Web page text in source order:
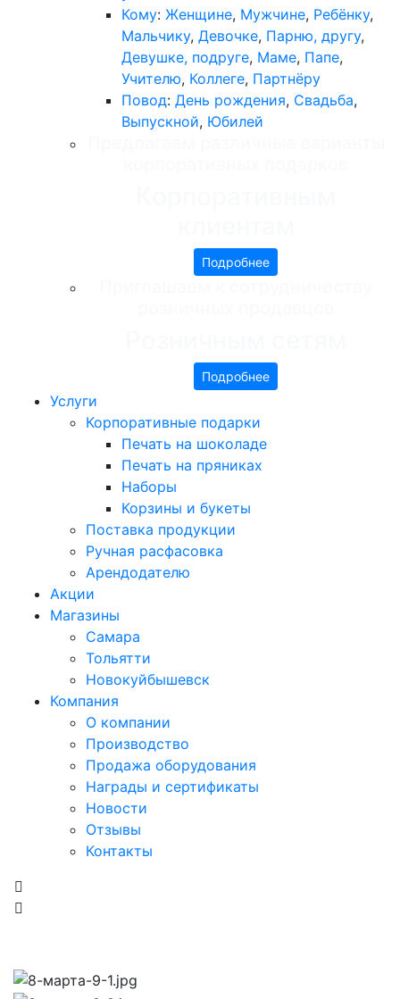
Кому: Женщине, Мужчине, Ребёнку,
Мальчику, Девочке, Парню, другу,
Девушке, подруге, Маме, Папе,
Учителю, Коллеге, Партнёру
Повод: День рождения, Свадьба,
Выпускной, Юбилей
Подробнее
Подробнее
Услуги
Корпоративные подарки
Печать на шоколаде
Печать на пряниках
Наборы
Корзины и букеты
Поставка продукции
Ручная расфасовка
Арендодателю
Акции
Магазины
Самара
Тольятти
Новокуйбышевск
Компания
О компании
Производство
Продажа оборудования
Награды и сертификаты
Новости
Отзывы
Контакты